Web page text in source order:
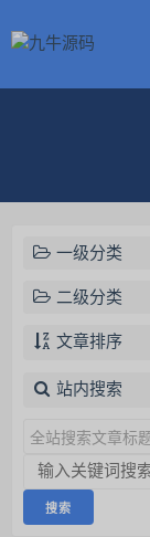
一级分类
二级分类
文章排序
站内搜索